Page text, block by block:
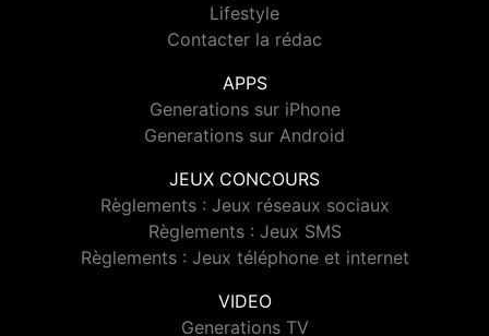
Lifestyle
Contacter la rédac
APPS
Generations sur iPhone
Generations sur Android
JEUX CONCOURS
Règlements : Jeux réseaux sociaux
Règlements : Jeux SMS
Règlements : Jeux téléphone et internet
VIDEO
Generations TV